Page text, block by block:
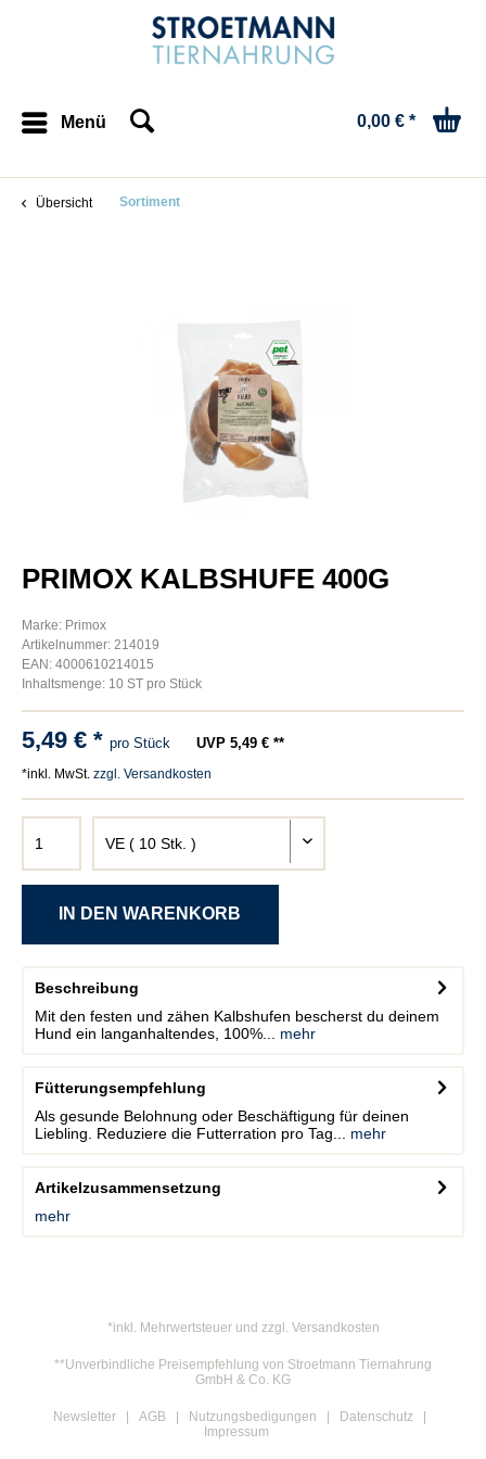
Menü 0,00 € *
Übersicht Sortiment
PRIMOX KALBSHUFE 400G
Marke: Primox
Artikelnummer: 214019
EAN: 4000610214015
Inhaltsmenge: 10 ST pro Stück
5,49 € * pro Stück UVP 5,49 € **
*inkl. MwSt. zzgl. Versandkosten
Beschreibung
Mit den festen und zähen Kalbshufen bescherst du deinem
Hund ein langanhaltendes, 100%...
mehr
Fütterungsempfehlung
Als gesunde Belohnung oder Beschäftigung für deinen
Liebling. Reduziere die Futterration pro Tag...
mehr
Artikelzusammensetzung
mehr
*inkl. Mehrwertsteuer und zzgl. Versandkosten
**Unverbindliche Preisempfehlung von Stroetmann Tiernahrung
GmbH & Co. KG
Newsletter AGB Nutzungsbedigungen
Datenschutz
Impressum